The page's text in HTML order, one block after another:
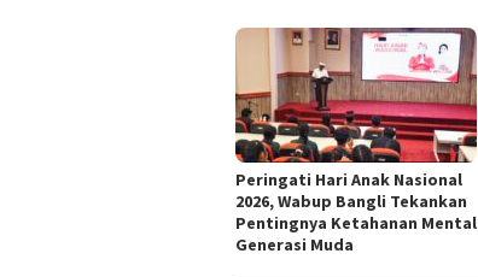
Peringati Hari Anak Nasional
2026, Wabup Bangli Tekankan
Pentingnya Ketahanan Mental
Generasi Muda